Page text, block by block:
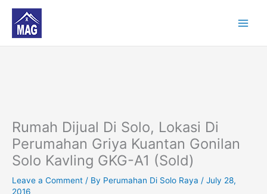
content
Rumah Dijual Di Solo, Lokasi Di
Perumahan Griya Kuantan Gonilan
Solo Kavling GKG-A1 (Sold)
Leave a Comment / By Perumahan Di Solo Raya / July 28,
2016